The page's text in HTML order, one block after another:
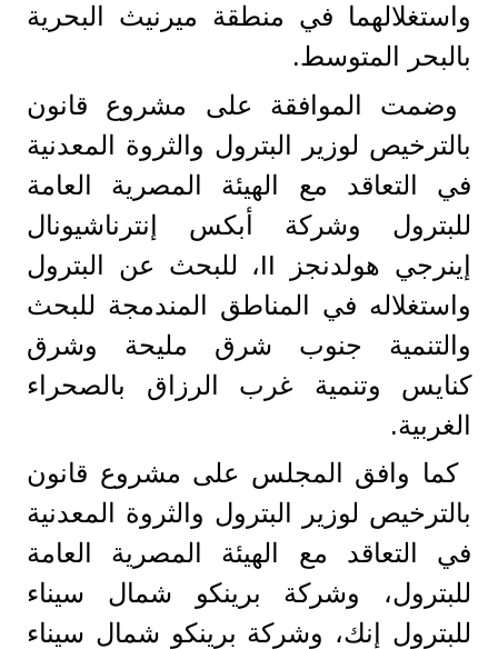
واستغلالهما في منطقة ميرنيث البحرية
بالبحر المتوسط.
وضمت الموافقة على مشروع قانون
بالترخيص لوزير البترول والثروة المعدنية
في التعاقد مع الهيئة المصرية العامة
للبترول وشركة أبكس إنترناشيونال
إينرجي هولدنجز II، للبحث عن البترول
واستغلاله في المناطق المندمجة للبحث
والتنمية جنوب شرق مليحة وشرق
كنايس وتنمية غرب الرزاق بالصحراء
الغربية.
كما وافق المجلس على مشروع قانون
بالترخيص لوزير البترول والثروة المعدنية
في التعاقد مع الهيئة المصرية العامة
للبترول، وشركة برينكو شمال سيناء
للبترول إنك، وشركة برينكو شمال سيناء